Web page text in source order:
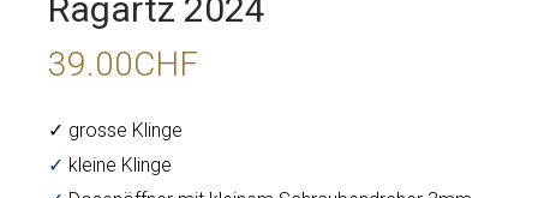
Ragartz 2024
39.00CHF
✓ grosse Klinge
✓ kleine Klinge